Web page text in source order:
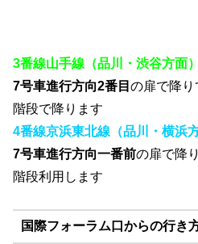
3番線山手線（品川・渋谷方面）
7号車進行方向2番目 の扉で降り
階段で降ります
4番線京浜東北線（品川・横浜方
7号車進行方向一番前の扉で降
階段利用します
国際フォーラム口からの行き